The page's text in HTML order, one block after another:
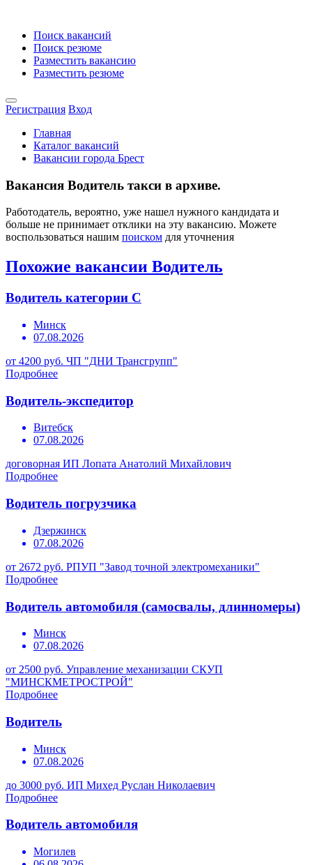
Поиск вакансий
Поиск резюме
Разместить вакансию
Разместить резюме
Регистрация Вход
Главная
Каталог вакансий
Вакансии города Брест
Вакансия Водитель такси в архиве.
Работодатель, вероятно, уже нашел нужного кандидата и
больше не принимает отклики на эту вакансию. Можете
воспользоваться нашим поиском для уточнения
Похожие вакансии Водитель
Водитель категории С
Минск
07.08.2026
от 4200 руб. ЧП "ДНИ Трансгрупп"
Подробнее
Водитель-экспедитор
Витебск
07.08.2026
договорная ИП Лопата Анатолий Михайлович
Подробнее
Водитель погрузчика
Дзержинск
07.08.2026
от 2672 руб. РПУП "Завод точной электромеханики"
Подробнее
Водитель автомобиля (самосвалы, длинномеры)
Минск
07.08.2026
от 2500 руб. Управление механизации СКУП
"МИНСКМЕТРОСТРОЙ"
Подробнее
Водитель
Минск
07.08.2026
до 3000 руб. ИП Михед Руслан Николаевич
Подробнее
Водитель автомобиля
Могилев